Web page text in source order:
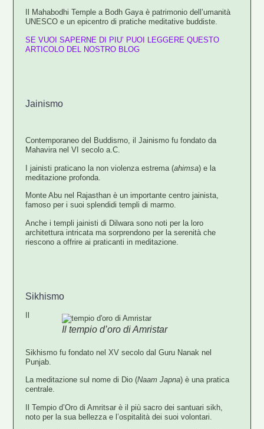
Il Mahabodhi Temple a Bodh Gaya è patrimonio dell’umanità
UNESCO e un epicentro di pratiche meditative buddiste.
SE VUOI SAPERNE DI PIU’ PUOI LEGGERE QUESTO
ARTICOLO DEL NOSTRO BLOG
Jainismo
Contemporaneo del Buddismo, il Jainismo fu fondato da
Mahavira nel VI secolo a.C.
I jainisti praticano la non violenza estrema (ahimsa) e la
meditazione profonda
Monte Abu nel Rajasthan è un importante centro jainista,
famoso per i suoi splendidi templi di marmo.
Anche i templi jainisti di Dilwara sono noti per la loro
architettura intricata ma sorprendono per la serenità che
riescono a offrire ai praticanti in meditazione.
Sikhismo
Il tempio d’oro di Amristar
Sikhismo fu fondato nel XV secolo dal Guru Nanak nel
Punjab.
La meditazione sul nome di Dio (Naam Japna) è una pratica
centrale.
IlTempio d’Oro di Amritsar è il più sacro dei santuari sikh,
noto per la sua bellezza e l’ospitalità dei suoi volontari.